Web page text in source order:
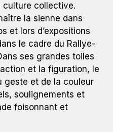
culture collective.
la sienne dans
et lors d’expositions
le cadre du Rallye-
ses grandes toiles
et la figuration, le
geste et de la couleur
soulignements et
foisonnant et